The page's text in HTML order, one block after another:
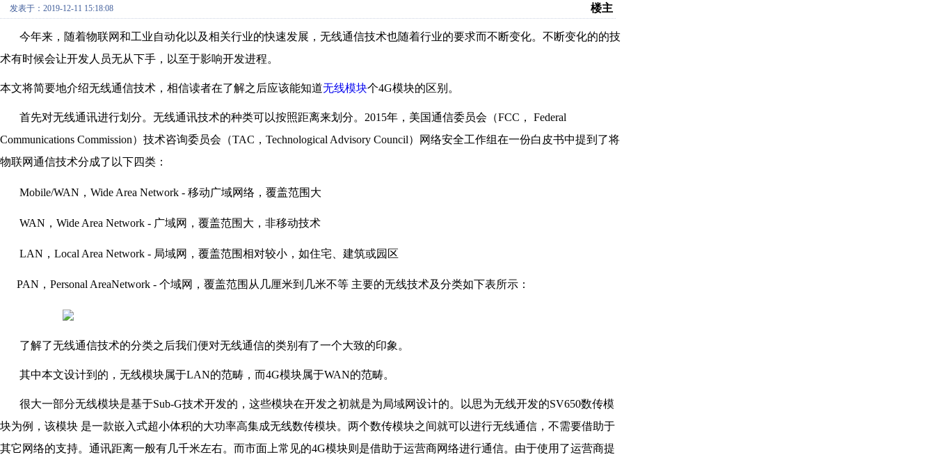
发表于：2019-12-11 15:18:08 楼主
今年来，随着物联网和工业自动化以及相关行业的快速发展，无线通信技术也随着行业的要求而不断变化。不断变化的的技
术有时候会让开发人员无从下手，以至于影响开发进程。
本文将简要地介绍无线通信技术，相信读者在了解之后应该能知道无线模块个4G模块的区别。
首先对无线通讯进行划分。无线通讯技术的种类可以按照距离来划分。 2015年，美国通信委员会（FCC ，
Federal
Communications Commission）技术咨询委员会（TAC ， Technological Advisory Council）网络安全工作组在一份白皮书中提到了将
物联网通信技术分成了以下四类：
Mobile/WAN ， Wide Area Network - 移动广域网络，覆盖范围大
WAN ， Wide Area Network - 广域网，覆盖范围大，非移动技术
LAN ， Local Area Network - 局域网，覆盖范围相对较小，如住宅、建筑或园区
PAN ， Personal AreaNetwork - 个域网，覆盖范围从几厘米到几米不等 主要的无线技术及分类如下表所示：
了解了无线通信技术的分类之后我们便对无线通信的类别有了一个大致的印象。
其中本文设计到的，无线模块属于LAN的范畴，而4G模块属于WAN的范畴。
很大一部分无线模块是基于Sub-G技术开发的，这些模块在开发之初就是为局域网设计的。以思为无线开发的SV650数传模
块为例，该模块 是一款嵌入式超小体积的大功率高集成无线数传模块。两个数传模块之间就可以进行无线通信，不需要借助于
其它网络的支持。通讯距离一般有几千米左右。而市面上常见的4G模块则是借助于运营商网络进行通信。由于使用了运营商提